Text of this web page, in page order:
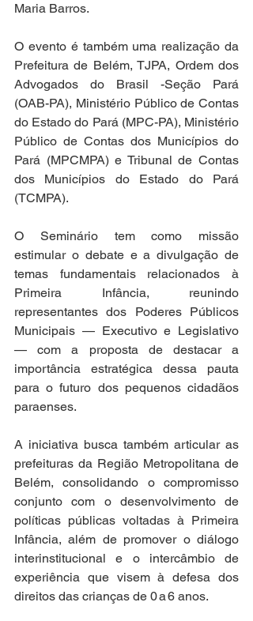
Maria Barros.
O evento é também uma realização da
Prefeitura de Belém, TJPA, Ordem dos
Advogados do Brasil -Seção Pará
(OAB-PA), Ministério Público de Contas
do Estado do Pará (MPC-PA), Ministério
Público de Contas dos Municípios do
Pará (MPCMPA) e Tribunal de Contas
dos Municípios do Estado do Pará
(TCMPA).
O Seminário tem como missão
estimular o debate e a divulgação de
temas fundamentais relacionados à
Primeira Infância, reunindo
representantes dos Poderes Públicos
Municipais — Executivo e Legislativo
— com a proposta de destacar a
importância estratégica dessa pauta
para o futuro dos pequenos cidadãos
paraenses.
A iniciativa busca também articular as
prefeituras da Região Metropolitana de
Belém, consolidando o compromisso
conjunto com o desenvolvimento de
políticas públicas voltadas à Primeira
Infância, além de promover o diálogo
interinstitucional e o intercâmbio de
experiência que visem à defesa dos
direitos das crianças de 0 a 6 anos.